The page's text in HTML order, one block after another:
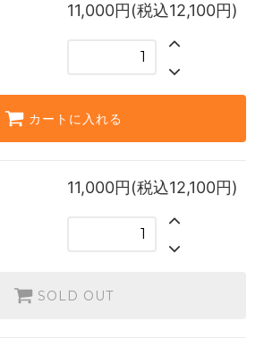
11,000円(税込12,100円)
カートに入れる
11,000円(税込12,100円)
SOLD OUT